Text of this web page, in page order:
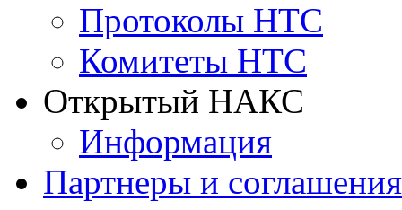
Протоколы НТС
Комитеты НТС
Открытый НАКС
Информация
Партнеры и соглашения